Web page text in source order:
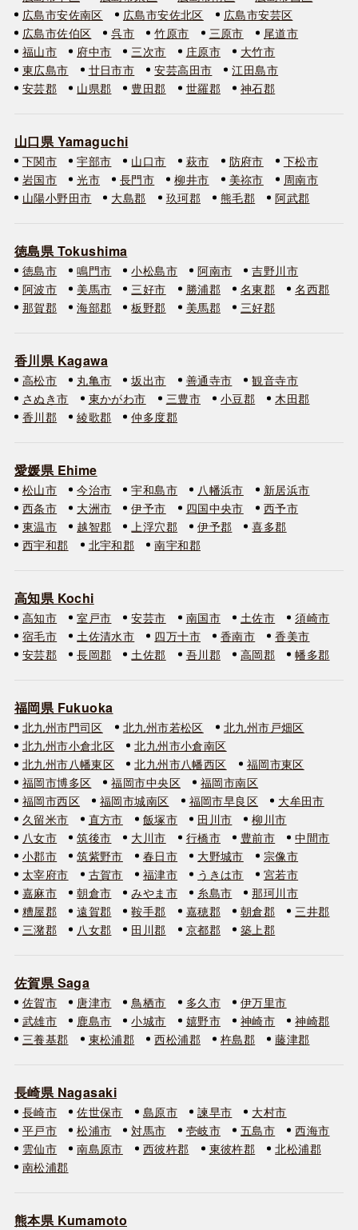
広島市安佐南区
広島市安佐北区
広島市安芸区
広島市佐伯区
呉市 竹原市 三原市
尾道市
福山市
府中市 三次市 庄原市
大竹市
東広島市
廿日市市 安芸高田市
江田島市
安芸郡
山県郡 豊田郡 世羅郡 神石郡
山口県 Yamaguchi
下関市 宇部市 山口市 萩市 防府市
下松市
岩国市
光市 長門市 柳井市 美祢市
周南市
山陽小野田市
大島郡 玖珂郡 熊毛郡 阿武郡
徳島県 Tokushima
徳島市 鳴門市 小松島市 阿南市
吉野川市
阿波市
美馬市 三好市 勝浦郡 名東郡
名西郡
那賀郡
海部郡 板野郡 美馬郡 三好郡
香川県 Kagawa
高松市 丸亀市 坂出市 善通寺市
観音寺市
さぬき市
東かがわ市 三豊市 小豆郡
木田郡
香川郡
綾歌郡 仲多度郡
愛媛県 Ehime
松山市 今治市 宇和島市 八幡浜市
新居浜市
西条市
大洲市 伊予市 四国中央市
西予市
東温市
越智郡 上浮穴郡 伊予郡
喜多郡
西宇和郡
北宇和郡 南宇和郡
高知県 Kochi
高知市 室戸市 安芸市 南国市 土佐市
須崎市
宿毛市
土佐清水市 四万十市 香南市
香美市
安芸郡
長岡郡 土佐郡 吾川郡 高岡郡 幡多郡
福岡県 Fukuoka
北九州市門司区 北九州市若松区
北九州市戸畑区
北九州市小倉北区
北九州市小倉南区
北九州市八幡東区
北九州市八幡西区
福岡市東区
福岡市博多区
福岡市中央区
福岡市南区
福岡市西区
福岡市城南区 福岡市早良区
大牟田市
久留米市
直方市 飯塚市 田川市
柳川市
八女市
筑後市 大川市 行橋市 豊前市
中間市
小郡市
筑紫野市 春日市 大野城市
宗像市
太宰府市
古賀市 福津市 うきは市
宮若市
嘉麻市
朝倉市 みやま市 糸島市
那珂川市
糟屋郡
遠賀郡 鞍手郡 嘉穂郡 朝倉郡
三井郡
三潴郡
八女郡 田川郡 京都郡 築上郡
佐賀県 Saga
佐賀市 唐津市 鳥栖市 多久市
伊万里市
武雄市
鹿島市 小城市 嬉野市 神崎市
神崎郡
三養基郡
東松浦郡 西松浦郡 杵島郡 藤津郡
長崎県 Nagasaki
長崎市 佐世保市 島原市 諫早市
大村市
平戸市
松浦市 対馬市 壱岐市 五島市
西海市
雲仙市
南島原市 西彼杵郡 東彼杵郡
北松浦郡
南松浦郡
熊本県 Kumamoto